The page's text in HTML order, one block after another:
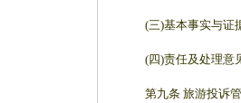
(三)基本事实与证
(四)责任及处理意见
第九条 旅游投诉管